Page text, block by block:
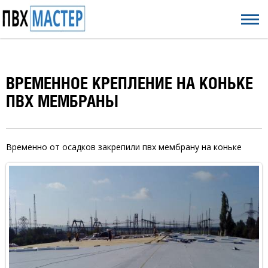
ВРЕМЕННОЕ КРЕПЛЕНИЕ НА КОНЬКЕ
ПВХ МЕМБРАНЫ
Временно от осадков закрепили пвх мембрану на коньке